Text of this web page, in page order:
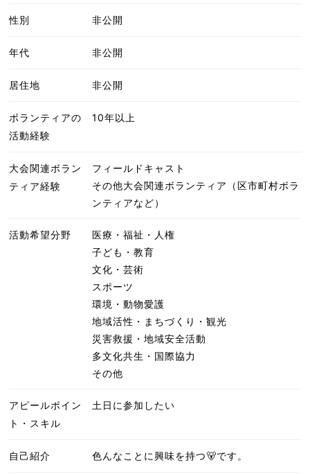
性別 非公開
年代 非公開
居住地 非公開
ボランティアの
活動経験
10年以上
大会関連ボラン
ティア経験
フィールドキャスト
その他大会関連ボランティア（区市町村ボラ
ンティアなど）
活動希望分野
医療・福祉・人権
子ども・教育
文化・芸術
スポーツ
環境・動物愛護
地域活性・まちづくり・観光
災害救援・地域安全活動
多文化共生・国際協力
その他
アピールポイン
ト・スキル
土日に参加したい
自己紹介 色んなことに興味を持つ🐻です。